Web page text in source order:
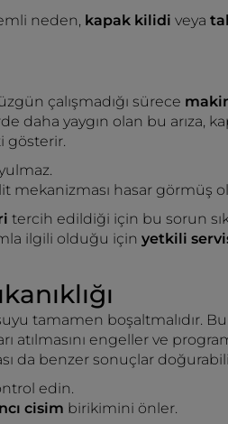
neden, kapak kilidi veya
çalışmadığı sürece
daha yaygın olan bu arıza,
gösterir.
mekanizması hasar görmüş
tercih edildiği için bu sorun
ilgili olduğu için yetkili
tamamen boşaltmalıdır.
atılmasını engeller ve
da benzer sonuçlar
edin.
cisim birikimini önler.